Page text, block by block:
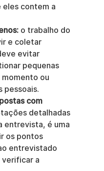
eles contem a
o trabalho do
e coletar
evitar
pequenas
ou
pessoais.
com
detalhadas
entrevista, é uma
os pontos
entrevistado
verificar a